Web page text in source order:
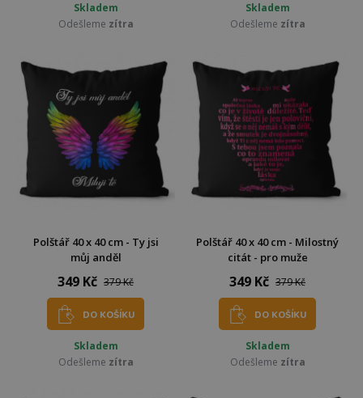
Skladem
Odešleme zítra
Skladem
Odešleme zítra
Polštář 40 x 40 cm - Ty jsi
můj anděl
349 Kč 379 Kč
DO KOŠÍKU
Skladem
Odešleme zítra
Polštář 40 x 40 cm - Milostný
citát - pro muže
349 Kč 379 Kč
DO KOŠÍKU
Skladem
Odešleme zítra